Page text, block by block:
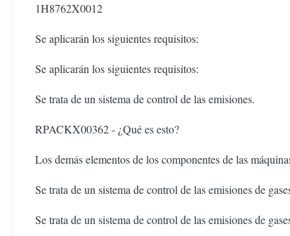
1H8762X0012
Se aplicarán los siguientes requisitos:
Se aplicarán los siguientes requisitos:
Se trata de un sistema de control de las emisiones.
RPACKX00362 - ¿Qué es esto?
Los demás elementos de los componentes de las
Se trata de un sistema de control de las emisiones de
Se trata de un sistema de control de las emisiones de